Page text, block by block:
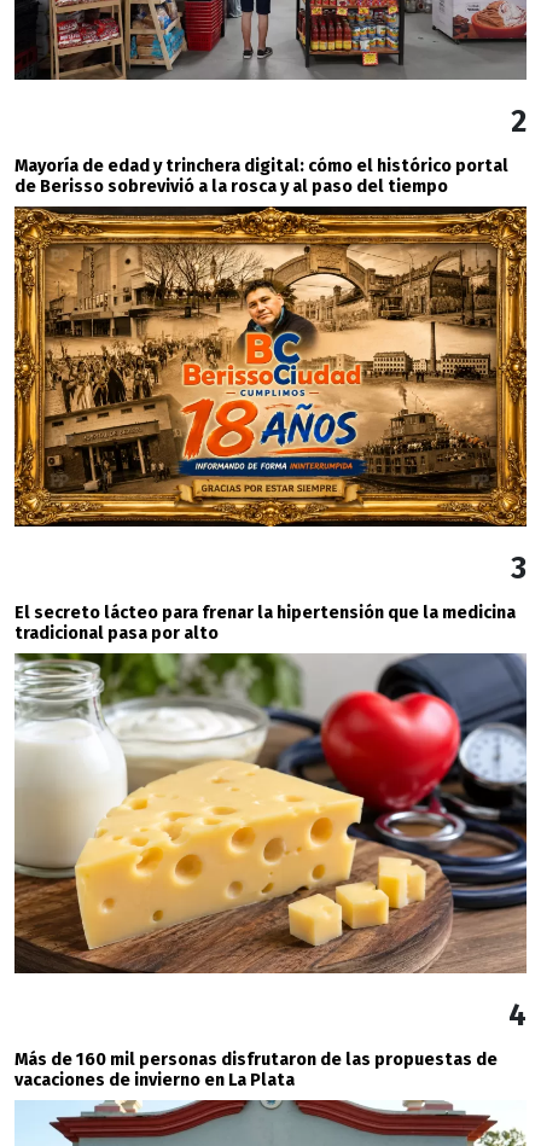
2
Mayoría de edad y trinchera digital: cómo el histórico portal
de Berisso sobrevivió a la rosca y al paso del tiempo
3
El secreto lácteo para frenar la hipertensión que la medicina
tradicional pasa por alto
4
Más de 160 mil personas disfrutaron de las propuestas de
vacaciones de invierno en La Plata